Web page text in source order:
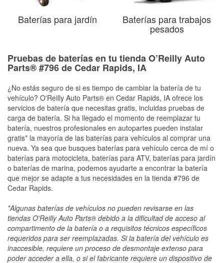
Baterías para jardín Baterías para trabajos
pesados
Pruebas de baterías en tu tienda O’Reilly Auto
Parts® #796 de Cedar Rapids, IA
¿No estás seguro de si es tiempo de cambiar la batería de tu
vehículo? O'Reilly Auto Parts® en Cedar Rapids, IA ofrece los
servicios de batería que necesitas gratis, incluidas pruebas de
carga de batería. Si ha llegado el momento de reemplazar tu
batería, nuestros profesionales en autopartes pueden instalar
gratis* la mayoría de las baterías para vehículos al comprar una
nueva. Ya sea que busques baterías para vehículo cerca de mí o
baterías para motocicleta, baterías para ATV, baterías para jardín
o baterías de marina, podemos ayudarte a encontrar la batería
que mejor se adapte a tus necesidades en la tienda #796 de
Cedar Rapids.
*Algunas baterías de vehículos no pueden revisarse en las
tiendas O'Reilly Auto Parts® debido a la dificultad de acceso al
compartimento de la batería o a requisitos técnicos específicos
requeridos para ser reemplazadas. Si la batería del vehículo es
inaccesible, requiere un proceso de desmontaje extenso para
poder acceder a ella, o si el fabricante requiere un dispositivo de